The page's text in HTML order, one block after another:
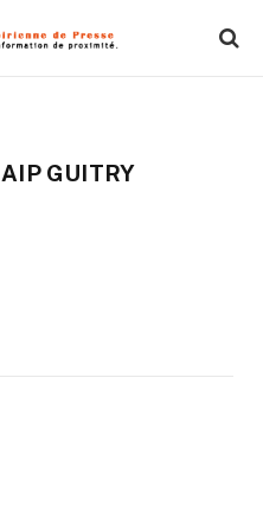
AIP GUITRY